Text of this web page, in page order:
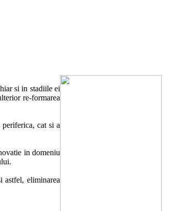
si in stadiile ei
re-formarea
cat si a
in domeniu
astfel, eliminarea